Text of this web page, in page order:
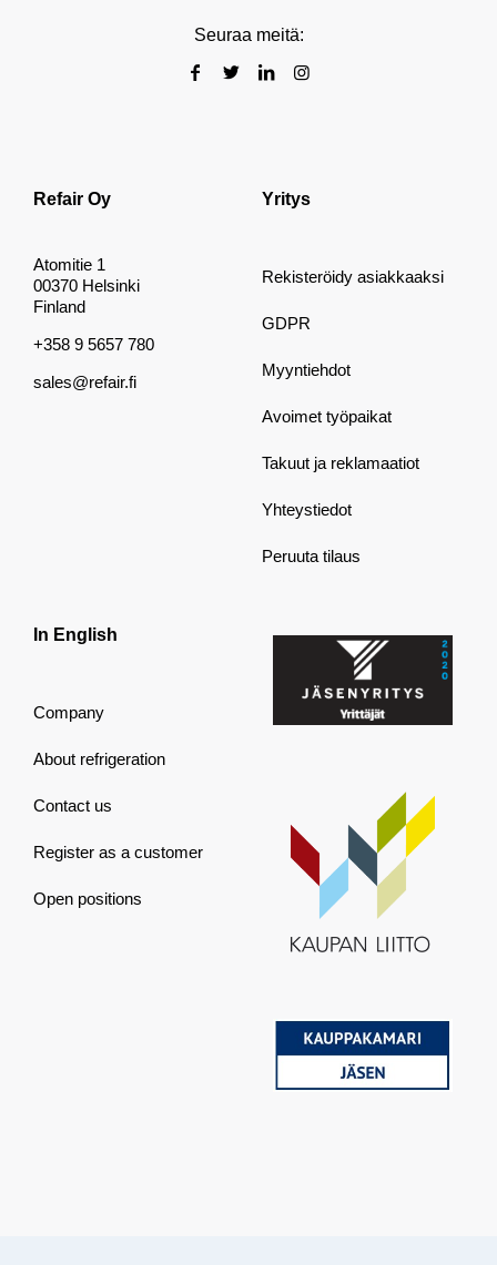
Seuraa meitä:
Refair Oy
Atomitie 1
00370 Helsinki
Finland
+358 9 5657 780
sales@refair.fi
Yritys
Rekisteröidy asiakkaaksi
GDPR
Myyntiehdot
Avoimet työpaikat
Takuut ja reklamaatiot
Yhteystiedot
Peruuta tilaus
In English
Company
About refrigeration
Contact us
Register as a customer
Open positions